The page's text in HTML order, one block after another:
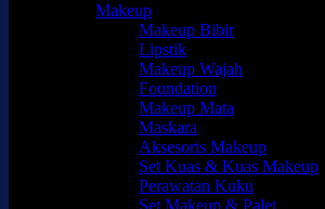
Makeup
Makeup Bibir
Lipstik
Makeup Wajah
Foundation
Makeup Mata
Maskara
Aksesoris Makeup
Set Kuas & Kuas Makeup
Perawatan Kuku
Set Makeup & Palet